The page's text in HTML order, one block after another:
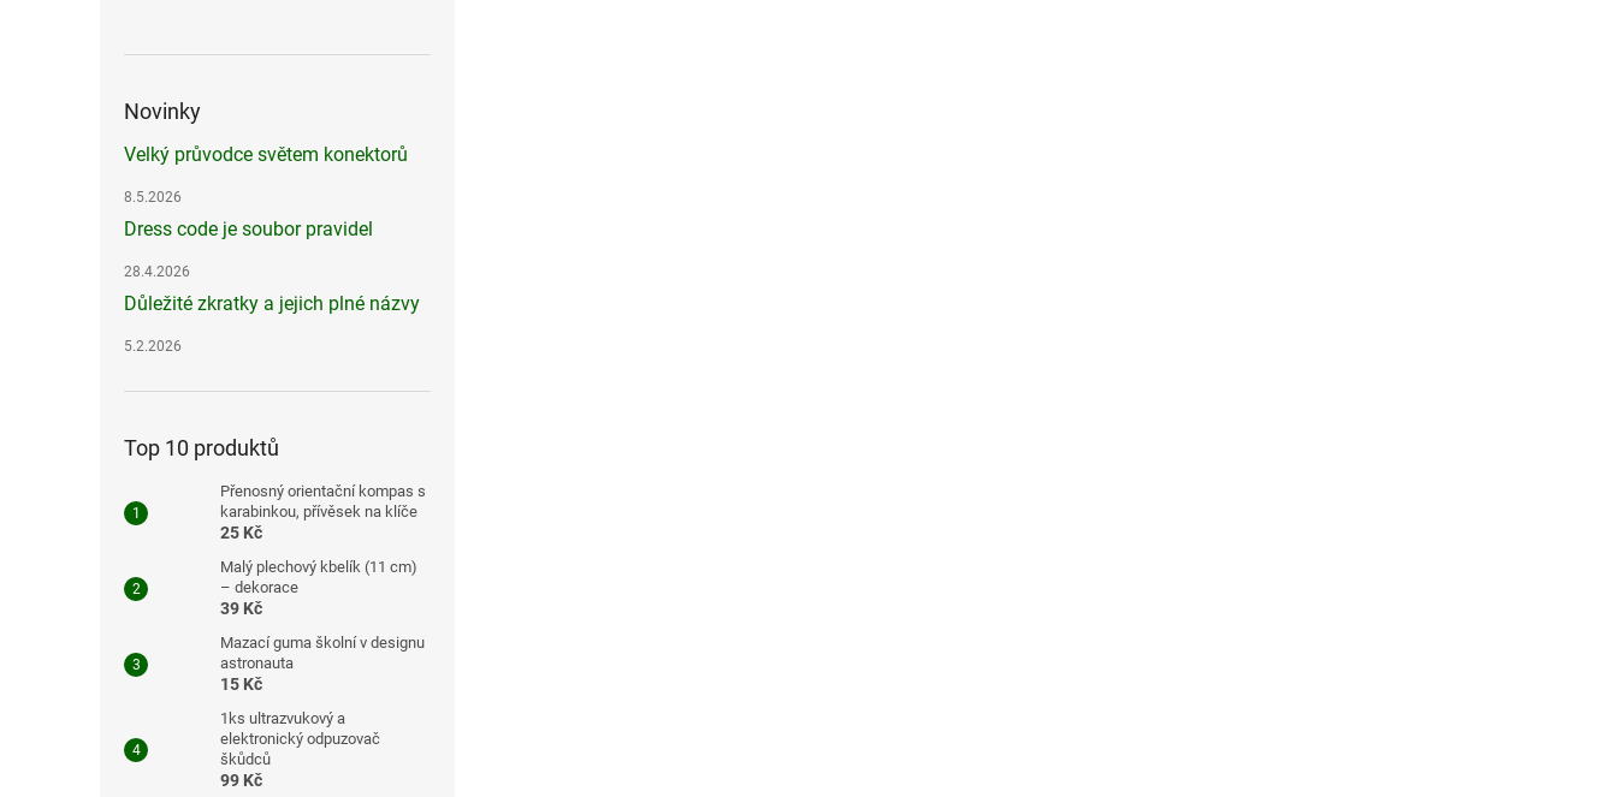
Novinky
Velký průvodce světem konektorů
8.5.2026
Dress code je soubor pravidel
28.4.2026
Důležité zkratky a jejich plné názvy
5.2.2026
Top 10 produktů
Přenosný orientační kompas s
karabinkou, přívěsek na klíče
25 Kč
Malý plechový kbelík (11 cm)
– dekorace
39 Kč
Mazací guma školní v designu
astronauta
15 Kč
1ks ultrazvukový a
elektronický odpuzovač
škůdců
99 Kč